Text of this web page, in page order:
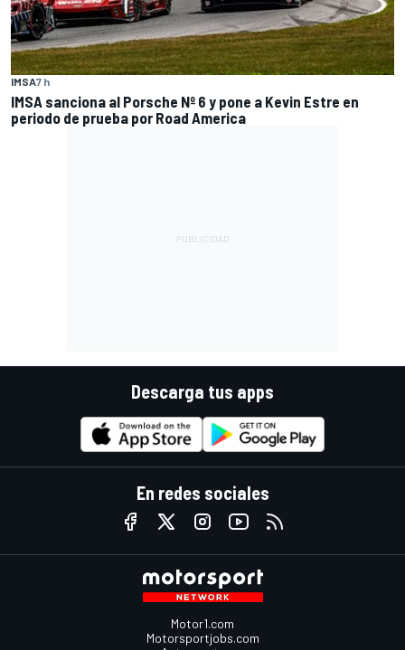
IMSA7 h
IMSA sanciona al Porsche Nº 6 y pone a Kevin Estre en
periodo de prueba por Road America
Descarga tus apps
En redes sociales
Motor1.com
Motorsportjobs.com